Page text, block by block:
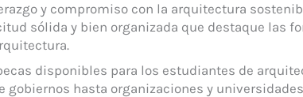
y compromiso con la arquitectura
sólida y bien organizada que destaque las
disponibles para los estudiantes de
gobiernos hasta organizaciones y